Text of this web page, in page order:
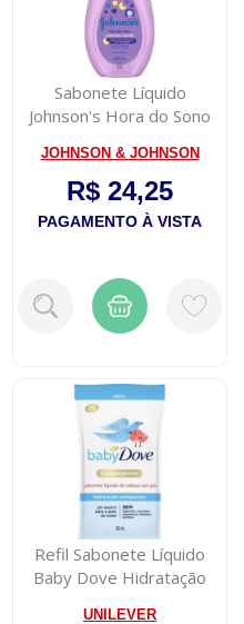
Sabonete Líquido
Johnson's Hora do Sono
JOHNSON & JOHNSON
R$ 24,25
PAGAMENTO À VISTA
Refil Sabonete Líquido
Baby Dove Hidratação
UNILEVER